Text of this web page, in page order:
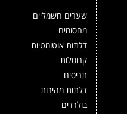
שערים חשמליים
מחסומים
דלתות אוטומטיות
קרוסלות
תריסים
דלתות מהירות
בולרדים